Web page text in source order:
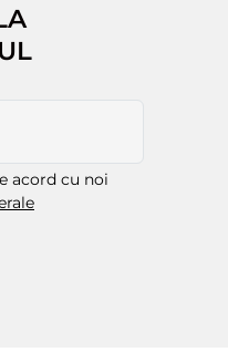
acord cu noi